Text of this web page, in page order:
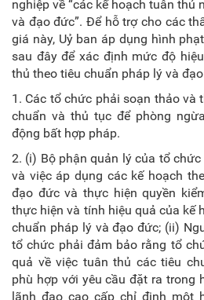
nghiệp về “các kế hoạch tuân thủ
và đạo đức”. Để hỗ trợ cho các
giá này, Uỷ ban áp dụng hình
sau đây để xác định mức độ
thủ theo tiêu chuẩn pháp lý và
1. Các tổ chức phải soạn thảo và
chuẩn và thủ tục để phòng
động bất hợp pháp.
2. (i) Bộ phận quản lý của tổ
và việc áp dụng các kế hoạch
đạo đức và thực hiện quyền
thực hiện và tính hiệu quả của kế
chuẩn pháp lý và đạo đức; (ii)
tổ chức phải đảm bảo rằng tổ
quả về việc tuân thủ các tiêu
phù hợp với yêu cầu đặt ra trong
lãnh đạo cao cấp chỉ định một